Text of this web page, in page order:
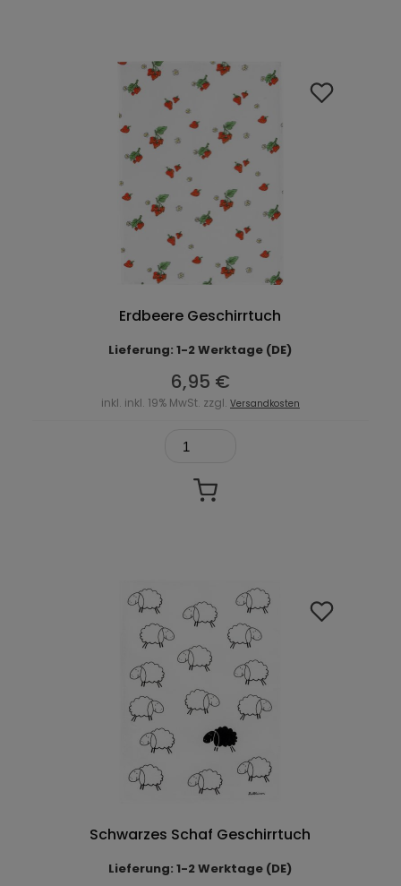
Erdbeere Geschirrtuch
Lieferung: 1-2 Werktage (DE)
6,95 €
inkl. inkl. 19% MwSt. zzgl. Versandkosten
Schwarzes Schaf Geschirrtuch
Lieferung: 1-2 Werktage (DE)